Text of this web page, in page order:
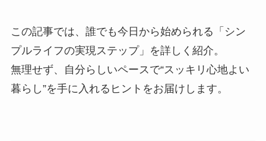
この記事では、誰でも今日から始められる「シン
プルライフの実現ステップ」を詳しく紹介。
無理せず、自分らしいペースで“スッキリ心地よい
暮らし”を手に入れるヒントをお届けします。